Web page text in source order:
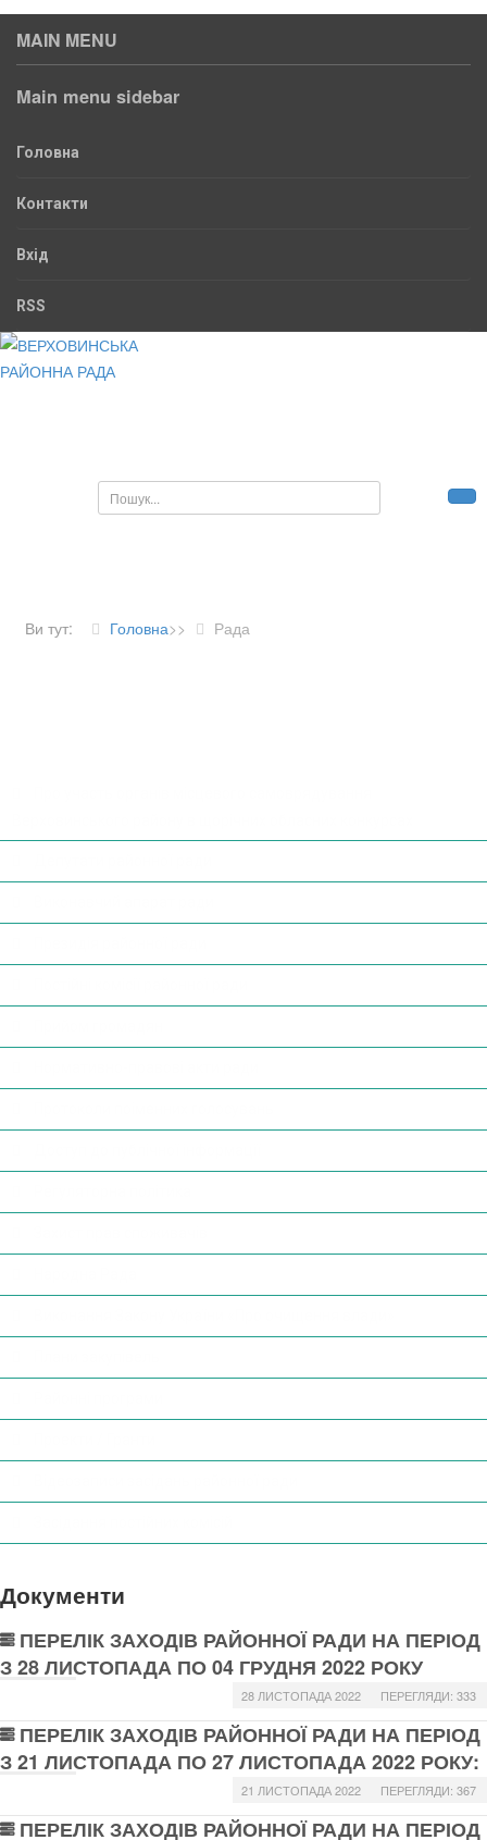
MAIN MENU
Main menu sidebar
Головна
Контакти
Вхід
RSS
Ви тут: Головна>> Рада
Документи
ПЕРЕЛІК ЗАХОДІВ РАЙОННОЇ РАДИ НА ПЕРІОД
З 28 ЛИСТОПАДА ПО 04 ГРУДНЯ 2022 РОКУ
28 ЛИСТОПАДА 2022 ПЕРЕГЛЯДИ: 333
ПЕРЕЛІК ЗАХОДІВ РАЙОННОЇ РАДИ НА ПЕРІОД
З 21 ЛИСТОПАДА ПО 27 ЛИСТОПАДА 2022 РОКУ:
21 ЛИСТОПАДА 2022 ПЕРЕГЛЯДИ: 367
ПЕРЕЛІК ЗАХОДІВ РАЙОННОЇ РАДИ НА ПЕРІОД